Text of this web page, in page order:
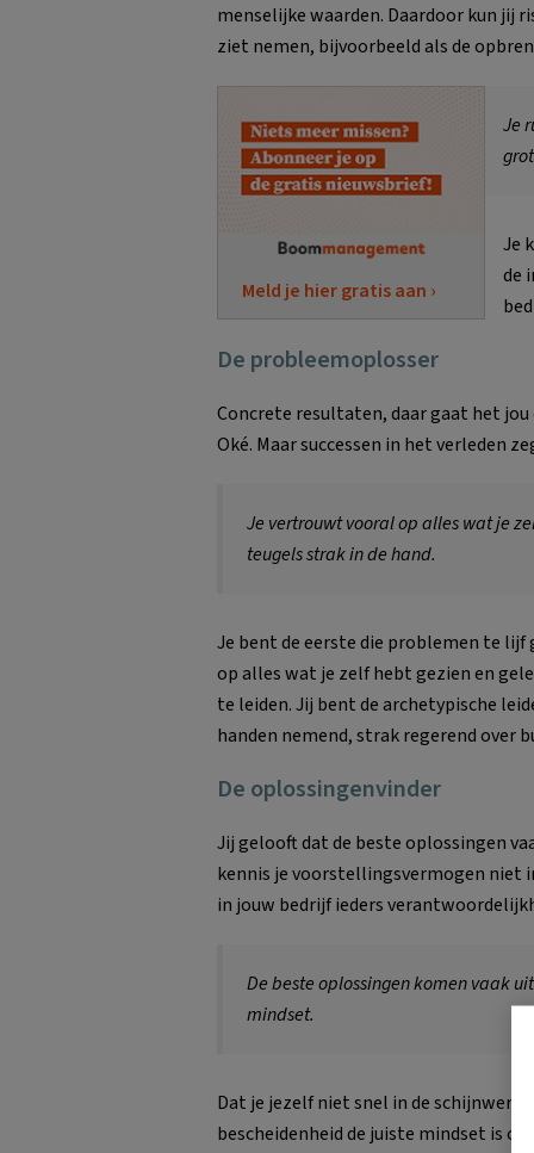
menselijke waarden. Daardoor kun jij
ziet nemen, bijvoorbeeld als de
Meld je hier gratis aan ›
Je
Je
de
De probleemoplosser
Concrete resultaten, daar gaat het
Oké. Maar successen in het verleden
Je vertrouwt vooral op alles wat je
teugels strak in de hand.
Je bent de eerste die problemen te
op alles wat je zelf hebt gezien en
te leiden. Jij bent de archetypische
handen nemend, strak regerend over
De oplossingenvinder
Jij gelooft dat de beste oplossingen
kennis je voorstellingsvermogen niet
in jouw bedrijf ieders
De beste oplossingen komen vaak
mindset.
Dat je jezelf niet snel in de
bescheidenheid de juiste mindset is